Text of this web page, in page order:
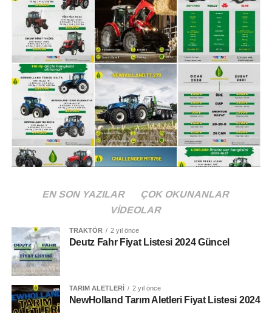
Case IH JX80E FAZ V
Tork
341 Nm
Vites Seçeneği
EN SON YAZILAR
ÇOK OKUNANLAR
VIDEOLAR
TRAKTÖR 2 yıl önce
Deutz Fahr Fiyat Listesi 2024 Güncel
TARIM ALETLERI 2 yıl önce
NewHolland Tarım Aletleri Fiyat Listesi 2024